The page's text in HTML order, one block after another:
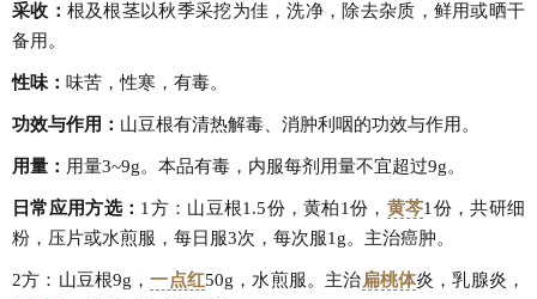
采收： 根及根茎以秋季采挖为佳，洗净，除去杂质，鲜用或晒干
备用。
性味： 味苦，性寒，有毒。
功效与作用： 山豆根有清热解毒、消肿利咽的功效与作用。
用量： 用量3~9g。本品有毒，内服每剂用量不宜超过9g。
日常应用方选： 1方：山豆根1.5份，黄柏1份， 黄芩1份，共研细
粉，压片或水煎服，每日服3次，每次服1g。主治癌肿。
2方：山豆根9g，一点红50g，水煎服。主治扁桃体炎，乳腺炎，